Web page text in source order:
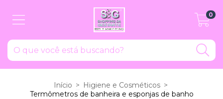
0
Início > Higiene e Cosméticos >
Termômetros de banheira e esponjas de banho